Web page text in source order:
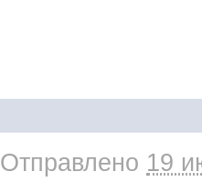
Отправлено 19